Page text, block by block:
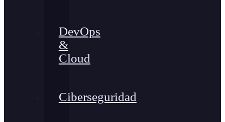
DevOps
&
Cloud
Ciberseguridad